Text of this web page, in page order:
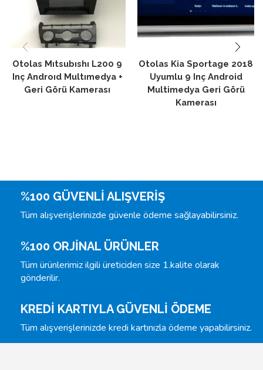
Otolas Mıtsubıshı L200 9
Inç Androıd Multımedya +
Geri Görü Kamerası
Otolas Kia Sportage 2018
Uyumlu 9 Inç Android
Multimedya Geri Görü
Kamerası
%100 GÜVENLİ ALIŞVERİŞ
Tüm alışverişlerinizde güvenle ödeme sağlayabilirsiniz.
%100 ORJİNAL ÜRÜNLER
Tüm ürünlerimiz ilgili üreticiden size 1.kalite olarak
gönderilir.
KREDİ KARTIYLA GÜVENLİ ÖDEME
Tüm alışverişlerinizde kredi kartınızla ödeme yapabilirsiniz.